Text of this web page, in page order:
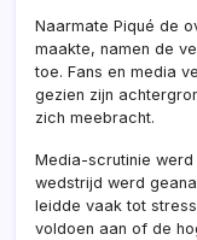
Naarmate Piqué de
maakte, namen de
toe. Fans en media
gezien zijn
zich meebracht.
Media-scrutinie
wedstrijd werd
leidde vaak tot
voldoen aan of de